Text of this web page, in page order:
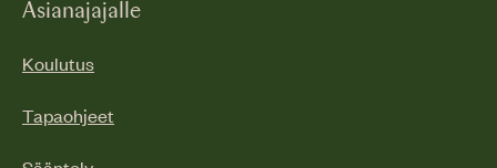
Asianajajalle
Koulutus
Tapaohjeet